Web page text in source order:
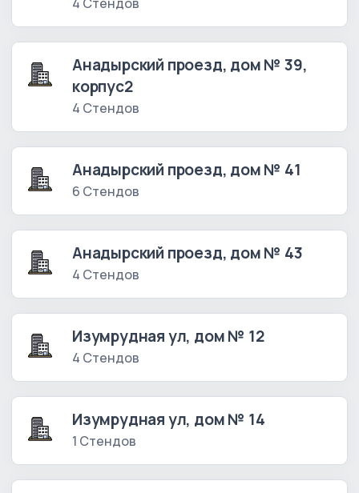
4 Стендов
Анадырский проезд, дом № 39,
корпус2
4 Стендов
Анадырский проезд, дом № 41
6 Стендов
Анадырский проезд, дом № 43
4 Стендов
Изумрудная ул, дом № 12
4 Стендов
Изумрудная ул, дом № 14
1 Стендов